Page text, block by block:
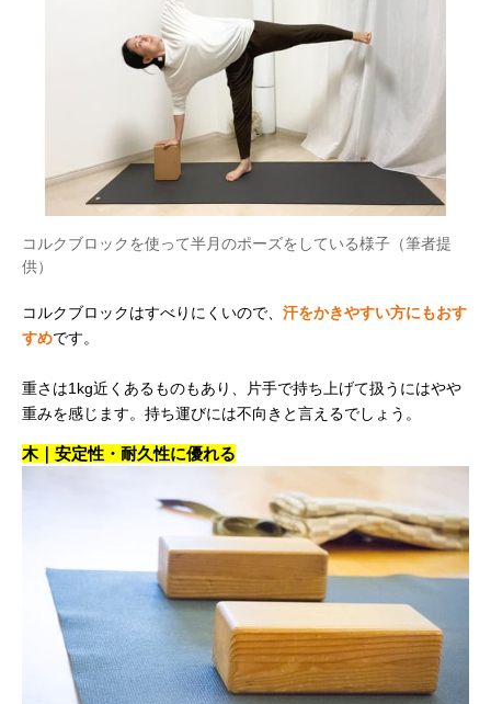
コルクブロックを使って半月のポーズをしている様子（筆者提
供）
コルクブロックはすべりにくいので、 汗をかきやすい方にもおす
すめです。
重さは1kg近くあるものもあり、片手で持ち上げて扱うにはやや
重みを感じます。持ち運びには不向きと言えるでしょう。
木｜安定性・耐久性に優れる